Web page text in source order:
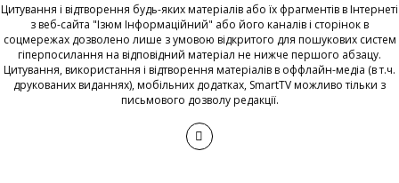
Цитування і відтворення будь-яких матеріалів або їх фрагментів в Інтернеті
з веб-сайта "Ізюм Інформаційний" або його каналів і сторінок в
соцмережах дозволено лише з умовою відкритого для пошукових систем
гіперпосилання на відповідний матеріал не нижче першого абзацу.
Цитування, використання і відтворення матеріалів в оффлайн-медіа (в т.ч.
друкованих виданнях), мобільних додатках, SmartTV можливо тільки з
письмового дозволу редакції.